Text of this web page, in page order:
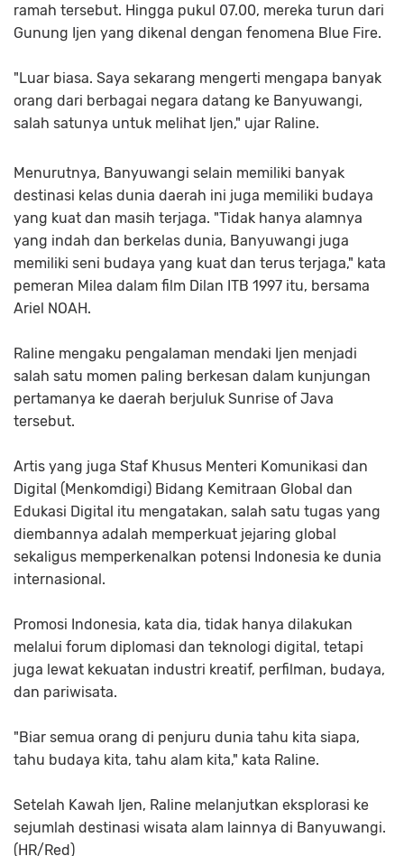
ramah tersebut. Hingga pukul 07.00, mereka turun dari
Gunung Ijen yang dikenal dengan fenomena Blue Fire.
"Luar biasa. Saya sekarang mengerti mengapa banyak
orang dari berbagai negara datang ke Banyuwangi,
salah satunya untuk melihat Ijen," ujar Raline.
Menurutnya, Banyuwangi selain memiliki banyak
destinasi kelas dunia daerah ini juga memiliki budaya
yang kuat dan masih terjaga. "Tidak hanya alamnya
yang indah dan berkelas dunia, Banyuwangi juga
memiliki seni budaya yang kuat dan terus terjaga," kata
pemeran Milea dalam film Dilan ITB 1997 itu, bersama
Ariel NOAH.
Raline mengaku pengalaman mendaki Ijen menjadi
salah satu momen paling berkesan dalam kunjungan
pertamanya ke daerah berjuluk Sunrise of Java
tersebut.
Artis yang juga Staf Khusus Menteri Komunikasi dan
Digital (Menkomdigi) Bidang Kemitraan Global dan
Edukasi Digital itu mengatakan, salah satu tugas yang
diembannya adalah memperkuat jejaring global
sekaligus memperkenalkan potensi Indonesia ke dunia
internasional.
Promosi Indonesia, kata dia, tidak hanya dilakukan
melalui forum diplomasi dan teknologi digital, tetapi
juga lewat kekuatan industri kreatif, perfilman, budaya,
dan pariwisata.
"Biar semua orang di penjuru dunia tahu kita siapa,
tahu budaya kita, tahu alam kita," kata Raline.
Setelah Kawah Ijen, Raline melanjutkan eksplorasi ke
sejumlah destinasi wisata alam lainnya di Banyuwangi.
(HR/Red)